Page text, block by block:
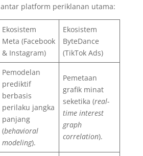
platform periklanan utama:
Ekosistem
Meta (Facebook
& Instagram)
Ekosistem
ByteDance
(TikTok Ads)
Pemodelan
prediktif
berbasis
perilaku jangka
panjang
(behavioral
modeling).
Pemetaan
grafik minat
seketika (real-
time interest
graph
correlation).